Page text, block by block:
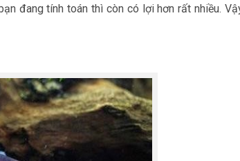
đang tính toán thì còn có lợi hơn rất nhiều.